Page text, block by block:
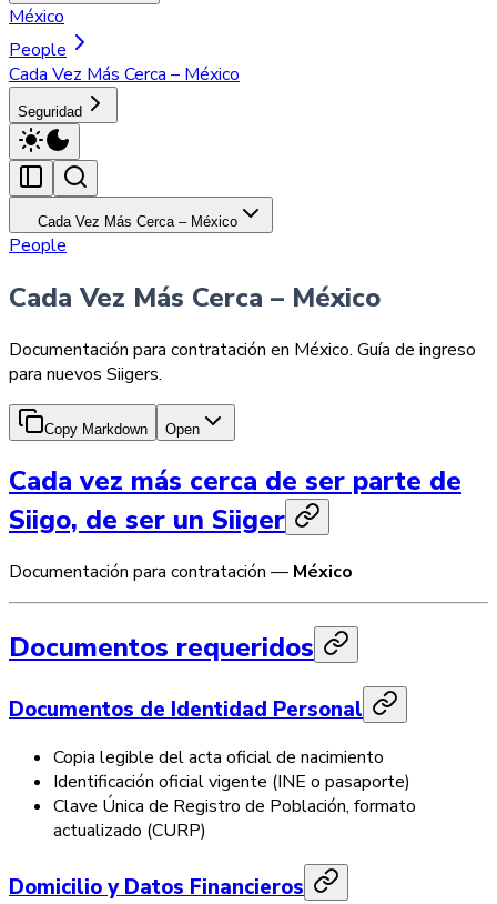
México
People
Cada Vez Más Cerca – México
Seguridad
Cada Vez Más Cerca – México
People
Cada Vez Más Cerca – México
Documentación para contratación en México. Guía de ingreso
para nuevos Siigers.
Copy Markdown Open
Cada vez más cerca de ser parte de
Siigo, de ser un Siiger
Documentación para contratación — México
Documentos requeridos
Documentos de Identidad Personal
Copia legible del acta oficial de nacimiento
Identificación oficial vigente (INE o pasaporte)
Clave Única de Registro de Población, formato
actualizado (CURP)
Domicilio y Datos Financieros